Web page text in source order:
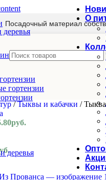
Посадочный материал
гортензии
деревья
О
/ Тыквы и кабачки /
руб.